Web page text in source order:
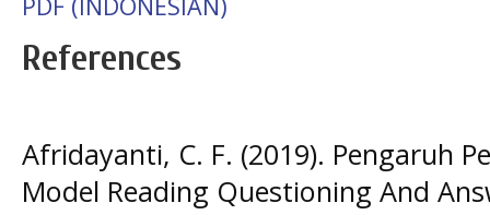
References
Afridayanti, C. F. (2019). Pengaruh
Model Reading Questioning And